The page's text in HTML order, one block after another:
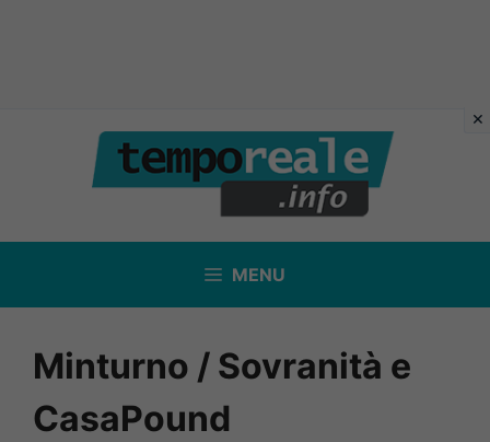
contenuto
MENU
Minturno / Sovranità e
CasaPound